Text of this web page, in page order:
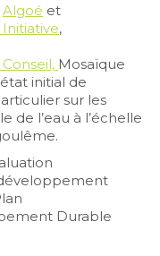
Algoé et
Initiative,
Mosaïque
initial de
sur les
de l’eau à l’échelle
Durable